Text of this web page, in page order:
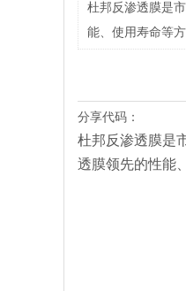
杜邦反渗透膜是
能、使用寿命等
分享代码：
杜邦反渗透膜是
透膜领先的性能